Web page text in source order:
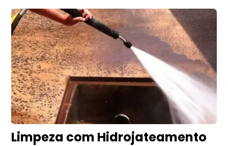
Limpeza com Hidrojateamento